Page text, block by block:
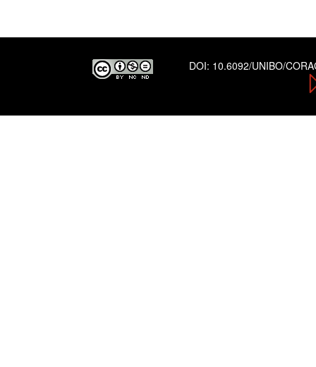
DOI: 10.6092/UNIBO/